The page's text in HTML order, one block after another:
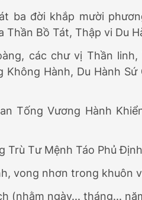
ba đời khắp mười
Bồ Tát, Thập vi Du
các chư vị Thần
Hành, Du Hành
Tống Vương Hành
Tư Mệnh Táo Phủ
vong nhơn trong khuôn
(nhằm ngày... tháng...